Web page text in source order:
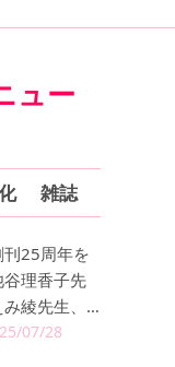
ュー
雑誌
刊25周年を
理香子先
綾先生、
のTシャツ
07/28